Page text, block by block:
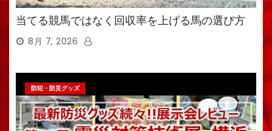
当てる競馬ではなく回収率を上げる馬の選び方
8月 7, 2026
防犯・防災グッズ